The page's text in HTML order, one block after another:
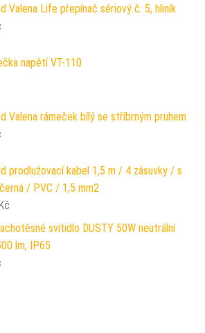
Valena Life přepínač sériový č. 5, hliník
napětí VT-110
Valena rámeček bílý se stříbrným pruhem
prodlužovací kabel 1,5 m / 4 zásuvky / s
/ PVC / 1,5 mm2
Kč
svítidlo DUSTY 50W neutrální
lm, IP65